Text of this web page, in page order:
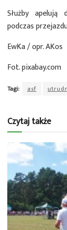
Służby
podczas
EwKa / opr. AKos
Fot. pixabay.com
Tagi: asf
Czytaj także